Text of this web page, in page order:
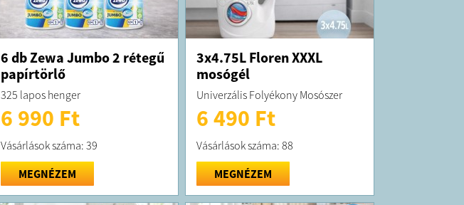
6 db Zewa Jumbo 2 rétegű
papírtörlő
325 lapos henger
6 990 Ft
Vásárlások száma: 39
MEGNÉZEM
3x4.75L Floren XXXL
mosógél
Univerzális Folyékony Mosószer
6 490 Ft
Vásárlások száma: 88
MEGNÉZEM